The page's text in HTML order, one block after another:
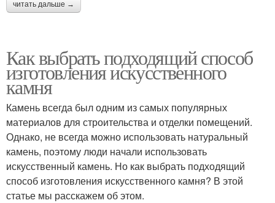
читать дальше →
Как выбрать подходящий способ
изготовления искусственного
камня
Камень всегда был одним из самых популярных
материалов для строительства и отделки помещений.
Однако, не всегда можно использовать натуральный
камень, поэтому люди начали использовать
искусственный камень. Но как выбрать подходящий
способ изготовления искусственного камня? В этой
статье мы расскажем об этом.